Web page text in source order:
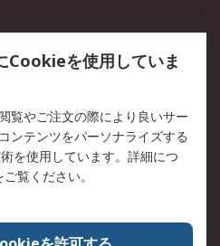
採用情報
コーポレートサイト
RSの歴史
Cookieを使用していま
覧やご注文の際により良いサー
ンテンツをパーソナライズする
を使用しています。詳細につ
ご覧ください。